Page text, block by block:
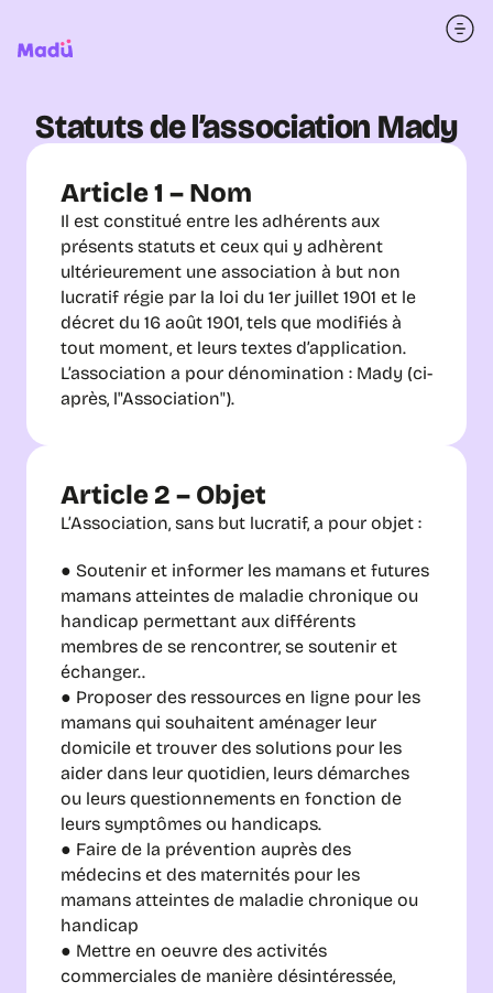
Statuts de l’association Mady
Article 1 – Nom
Il est constitué entre les adhérents aux
présents statuts et ceux qui y adhèrent
ultérieurement une association à but non
lucratif régie par la loi du 1er juillet 1901 et le
décret du 16 août 1901, tels que modifiés à
tout moment, et leurs textes d’application.
L’association a pour dénomination : Mady (ci-
après, l"Association").
Article 2 – Objet
L’Association, sans but lucratif, a pour objet :
● Soutenir et informer les mamans et futures
mamans atteintes de maladie chronique ou
handicap permettant aux différents
membres de se rencontrer, se soutenir et
échanger..
● Proposer des ressources en ligne pour les
mamans qui souhaitent aménager leur
domicile et trouver des solutions pour les
aider dans leur quotidien, leurs démarches
ou leurs questionnements en fonction de
leurs symptômes ou handicaps.
● Faire de la prévention auprès des
médecins et des maternités pour les
mamans atteintes de maladie chronique ou
handicap
● Mettre en oeuvre des activités
commerciales de manière désintéressée,